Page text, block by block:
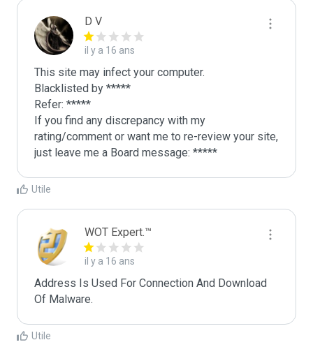
D V
il y a 16 ans
This site may infect your computer.
Blacklisted by *****
Refer: *****
If you find any discrepancy with my
rating/comment or want me to re-review your site,
just leave me a Board message: *****
Utile
WOT Expert.™
il y a 16 ans
Address Is Used For Connection And Download
Of Malware.
Utile